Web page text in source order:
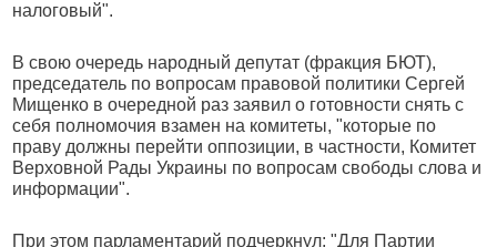
налоговый".
В свою очередь народный депутат (фракция БЮТ),
председатель по вопросам правовой политики Сергей
Мищенко в очередной раз заявил о готовности снять с
себя полномочия взамен на комитеты, "которые по
праву должны перейти оппозиции, в частности, Комитет
Верховной Рады Украины по вопросам свободы слова и
информации".
При этом парламентарий подчеркнул: "Для Партии